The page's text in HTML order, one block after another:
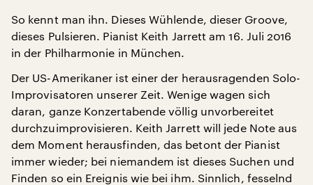
So kennt man ihn. Dieses Wühlende, dieser Groove,
dieses Pulsieren. Pianist Keith Jarrett am 16. Juli 2016
in der Philharmonie in München.
Der US-Amerikaner ist einer der herausragenden Solo-
Improvisatoren unserer Zeit. Wenige wagen sich
daran, ganze Konzertabende völlig unvorbereitet
durchzuimprovisieren. Keith Jarrett will jede Note aus
dem Moment herausfinden, das betont der Pianist
immer wieder; bei niemandem ist dieses Suchen und
Finden so ein Ereignis wie bei ihm. Sinnlich, fesselnd